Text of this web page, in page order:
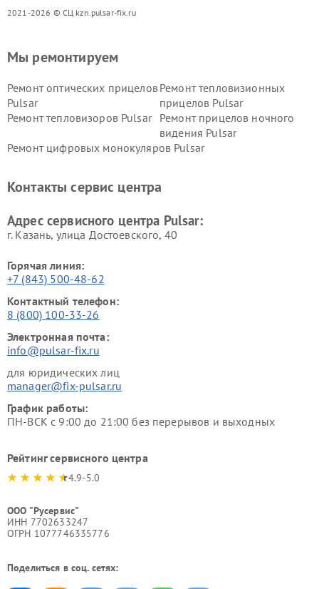
2021-2026 © СЦ kzn.pulsar-fix.ru
Мы ремонтируем
Ремонт оптических прицелов
Pulsar
Ремонт тепловизионных
прицелов Pulsar
Ремонт тепловизоров Pulsar
Ремонт прицелов ночного
видения Pulsar
Ремонт цифровых монокуляров Pulsar
Контакты сервис центра
Адрес сервисного центра Pulsar:
г. Казань, улица Достоевского, 40
Горячая линия:
+7 (843) 500-48-62
Контактный телефон:
8 (800) 100-33-26
Электронная почта:
info@pulsar-fix.ru
для юридических лиц
manager@fix-pulsar.ru
График работы:
ПН-ВСК с 9:00 до 21:00 без перерывов и выходных
Рейтинг сервисного центра
4.9-5.0
ООО "Русервис"
ИНН 7702633247
ОГРН 1077746335776
Поделиться в соц. сетях: